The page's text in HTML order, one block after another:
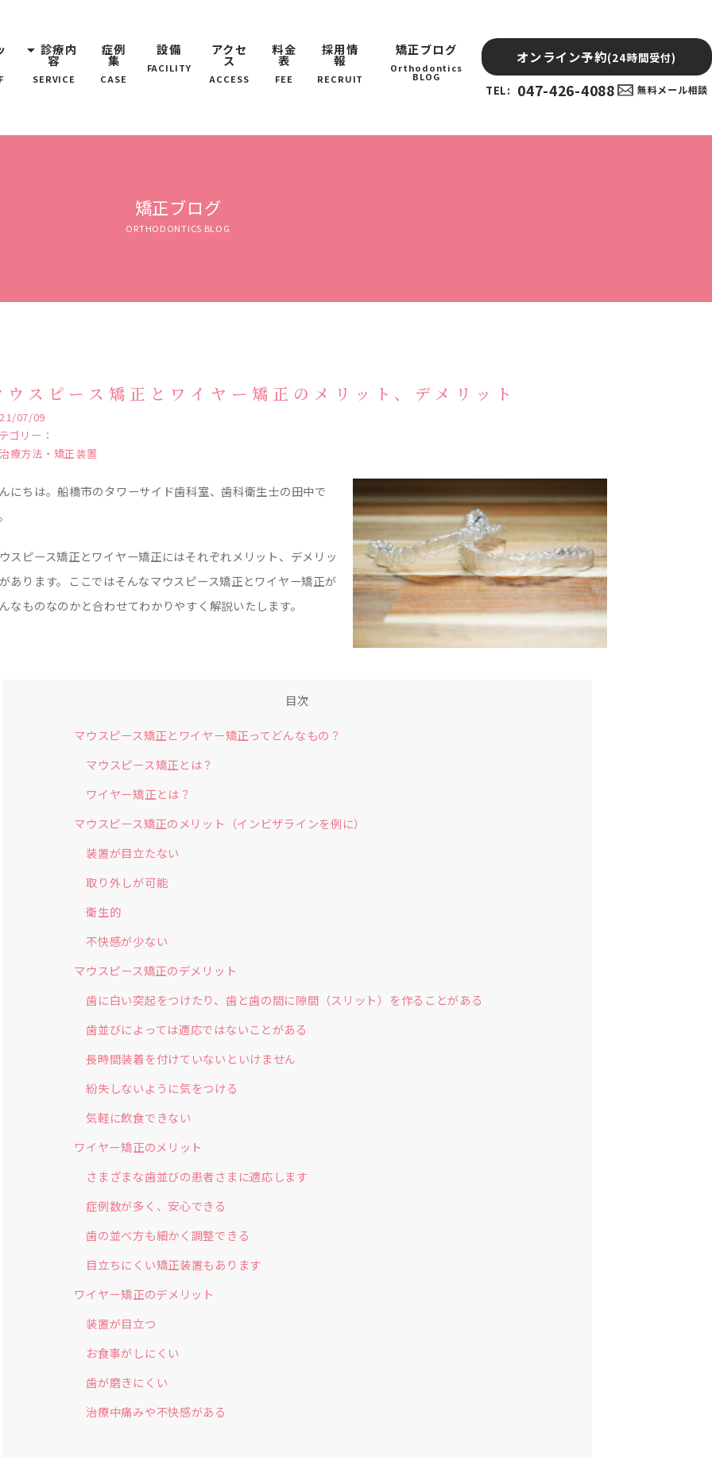
arrow_drop_down 診療内
容
SERVICE
症例
集
CASE
設備
FACILITY
アクセ
ス
ACCESS
料金
表
FEE
採用情
報
RECRUIT
矯正ブログ
Orthodontics
BLOG
オンライン予約(24時間受付)
TEL: 047-426-4088 無料メール相談
矯正ブログ
ORTHODONTICS BLOG
ウスピース矯正とワイヤー矯正のメリット、デメリット
07/09
ゴリー：
治療方法・矯正装置
にちは。船橋市のタワーサイド歯科室、歯科衛生士の田中で
スピース矯正とワイヤー矯正にはそれぞれメリット、デメリッ
あります。ここではそんなマウスピース矯正とワイヤー矯正が
なものなのかと合わせてわかりやすく解説いたします。
目次
マウスピース矯正とワイヤー矯正ってどんなもの？
マウスピース矯正とは？
ワイヤー矯正とは？
マウスピース矯正のメリット（インビザラインを例に）
装置が目立たない
取り外しが可能
衛生的
不快感が少ない
マウスピース矯正のデメリット
歯に白い突起をつけたり、歯と歯の間に隙間（スリット）を作ることがある
歯並びによっては適応ではないことがある
長時間装着を付けていないといけません
紛失しないように気をつける
気軽に飲食できない
ワイヤー矯正のメリット
さまざまな歯並びの患者さまに適応します
症例数が多く、安心できる
歯の並べ方も細かく調整できる
目立ちにくい矯正装置もあります
ワイヤー矯正のデメリット
装置が目立つ
お食事がしにくい
歯が磨きにくい
治療中痛みや不快感がある